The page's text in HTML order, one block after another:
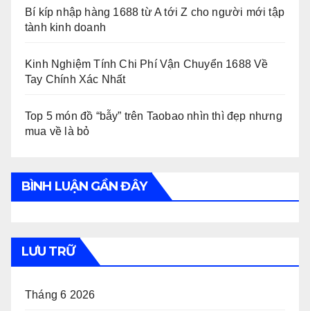
Bí kíp nhập hàng 1688 từ A tới Z cho người mới tập
tành kinh doanh
Kinh Nghiệm Tính Chi Phí Vận Chuyển 1688 Về
Tay Chính Xác Nhất
Top 5 món đồ “bẫy” trên Taobao nhìn thì đẹp nhưng
mua về là bỏ
BÌNH LUẬN GẦN ĐÂY
LƯU TRỮ
Tháng 6 2026